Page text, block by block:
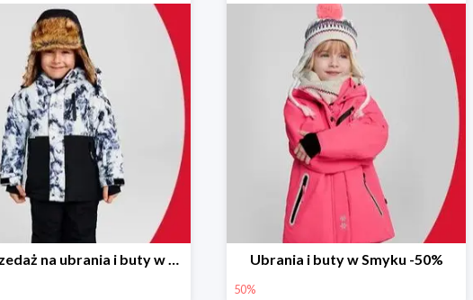
Wyprzedaż na ubrania i buty w Smyku do -70% Ubrania i buty w Smyku -50%
50%